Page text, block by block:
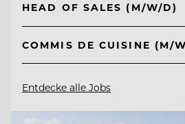
HEAD OF SALES (M/W/D)
COMMIS DE CUISINE (M/
Entdecke alle Jobs